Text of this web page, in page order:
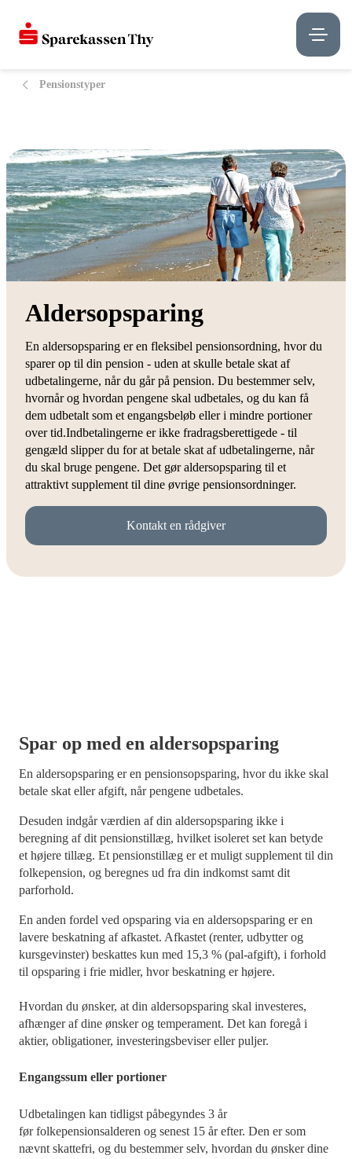
Pensionstyper
Aldersopsparing
En aldersopsparing er en fleksibel pensionsordning, hvor du
sparer op til din pension - uden at skulle betale skat af
udbetalingerne, når du går på pension. Du bestemmer selv,
hvornår og hvordan pengene skal udbetales, og du kan få
dem udbetalt som et engangsbeløb eller i mindre portioner
over tid.Indbetalingerne er ikke fradragsberettigede - til
gengæld slipper du for at betale skat af udbetalingerne, når
du skal bruge pengene. Det gør aldersopsparing til et
attraktivt supplement til dine øvrige pensionsordninger.
Kontakt en rådgiver
Spar op med en aldersopsparing
En aldersopsparing er en pensionsopsparing, hvor du ikke skal
betale skat eller afgift, når pengene udbetales.
Desuden indgår værdien af din aldersopsparing ikke i
beregning af dit pensionstillæg, hvilket isoleret set kan betyde
et højere tillæg. Et pensionstillæg er et muligt supplement til din
folkepension, og beregnes ud fra din indkomst samt dit
parforhold.
En anden fordel ved opsparing via en aldersopsparing er en
lavere beskatning af afkastet. Afkastet (renter, udbytter og
kursgevinster) beskattes kun med 15,3 % (pal-afgift), i forhold
til opsparing i frie midler, hvor beskatning er højere.
Hvordan du ønsker, at din aldersopsparing skal investeres,
afhænger af dine ønsker og temperament. Det kan foregå i
aktier, obligationer, investeringsbeviser eller puljer.
Engangssum eller portioner
Udbetalingen kan tidligst påbegyndes 3 år
før folkepensionsalderen og senest 15 år efter. Den er som
nævnt skattefri, og du bestemmer selv, hvordan du ønsker dine